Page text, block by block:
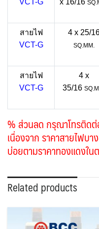
VCT-G
x 16/16
สายไฟ
VCT-G
4 x 25/
SQ.MM.
สายไฟ
VCT-G
4 x
35/16
% ส่วนลด กรุณาโทรติด
เนื่องจาก ราคาสายไฟบ
บ่อยตามราคาทองแดงใน
Related products